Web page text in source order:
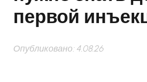
первой
Опубликовано: 4.08.26